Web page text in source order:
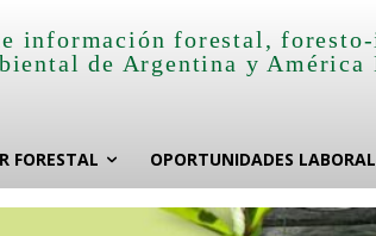
información forestal,
de Argentina y América
FORESTAL OPORTUNIDADES